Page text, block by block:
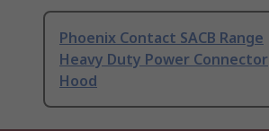
Phoenix Contact SACB Range
Heavy Duty Power Connector
Hood